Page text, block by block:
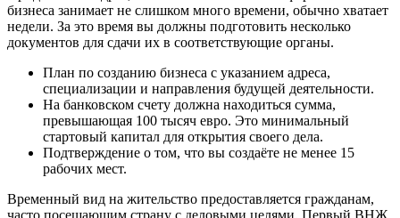
бизнеса занимает не слишком много времени, обычно хватает
недели. За это время вы должны подготовить несколько
документов для сдачи их в соответствующие органы.
План по созданию бизнеса с указанием адреса,
специализации и направления будущей деятельности.
На банковском счету должна находиться сумма,
превышающая 100 тысяч евро. Это минимальный
стартовый капитал для открытия своего дела.
Подтверждение о том, что вы создаёте не менее 15
рабочих мест.
Временный вид на жительство предоставляется гражданам,
часто посещающим страну с деловыми целями. Первый ВНЖ